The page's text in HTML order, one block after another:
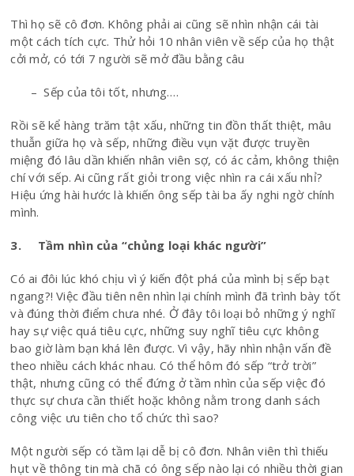
Thì họ sẽ cô đơn. Không phải ai cũng sẽ nhìn nhận cái tài
một cách tích cực. Thử hỏi 10 nhân viên về sếp của họ thật
cởi mở, có tới 7 người sẽ mở đầu bằng câu
– Sếp của tôi tốt, nhưng….
Rồi sẽ kể hàng trăm tật xấu, những tin đồn thất thiệt, mâu
thuẫn giữa họ và sếp, những điều vụn vặt được truyền
miệng đó lâu dần khiến nhân viên sợ, có ác cảm, không thiện
chí với sếp. Ai cũng rất giỏi trong việc nhìn ra cái xấu nhỉ?
Hiệu ứng hài hước là khiến ông sếp tài ba ấy nghi ngờ chính
mình.
3. Tầm nhìn của “chủng loại khác người”
Có ai đôi lúc khó chịu vì ý kiến đột phá của mình bị sếp bạt
ngang?! Việc đầu tiên nên nhìn lại chính mình đã trình bày tốt
và đúng thời điểm chưa nhé. Ở đây tôi loại bỏ những ý nghĩ
hay sự việc quá tiêu cực, những suy nghĩ tiêu cực không
bao giờ làm bạn khá lên được. Vì vậy, hãy nhìn nhận vấn đề
theo nhiều cách khác nhau. Có thể hôm đó sếp “trở trời”
thật, nhưng cũng có thể đứng ở tầm nhìn của sếp việc đó
thực sự chưa cần thiết hoặc không nằm trong danh sách
công việc ưu tiên cho tổ chức thì sao?
Một người sếp có tầm lại dễ bị cô đơn. Nhân viên thì thiếu
hụt về thông tin mà chã có ông sếp nào lại có nhiều thời gian